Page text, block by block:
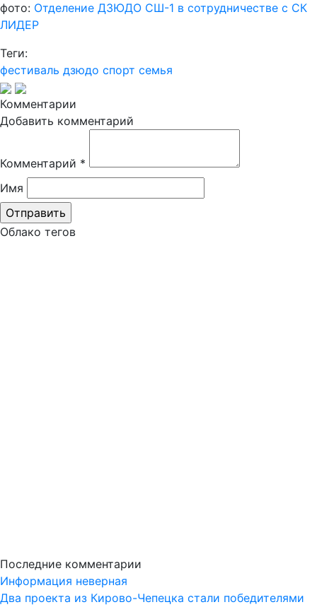
фото: Отделение ДЗЮДО СШ-1 в сотрудничестве с СК
ЛИДЕР
Теги:
фестиваль дзюдо спорт семья
Комментарии
Добавить комментарий
Комментарий *
Имя
Облако тегов
Последние комментарии
Информация неверная
Два проекта из Кирово-Чепецка стали победителями